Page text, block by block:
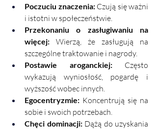
Poczuciu znaczenia: Czują się ważni
i istotni w społeczeństwie.
Przekonaniu o zasługiwaniu na
więcej: Wierzą, że zasługują na
szczególne traktowanie i nagrody.
Postawie aroganckiej: Często
wykazują wyniosłość, pogardę i
wyższość wobec innych.
Egocentryzmie: Koncentrują się na
sobie i swoich potrzebach.
Chęci dominacji: Dążą do uzyskania